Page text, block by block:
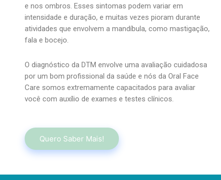
e nos ombros. Esses sintomas podem variar em
intensidade e duração, e muitas vezes pioram durante
atividades que envolvem a mandíbula, como mastigação,
fala e bocejo.
O diagnóstico da DTM envolve uma avaliação cuidadosa
por um bom profissional da saúde e nós da Oral Face
Care somos extremamente capacitados para avaliar
você com auxílio de exames e testes clínicos.
Quero Saber Mais!